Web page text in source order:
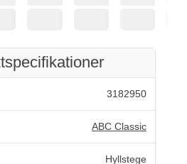
3182950
ABC Classic
Hyllstege